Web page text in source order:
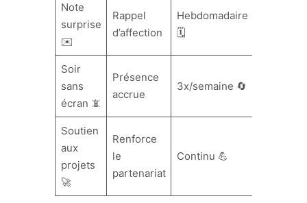
Note
surprise
✉️
Rappel
d’affection
Hebdomadaire
🗓️
Soir
sans
écran 📵
Présence
accrue
3x/semaine 🔄
Soutien
aux
projets
🚀
Renforce
le
partenariat
Continu 💪